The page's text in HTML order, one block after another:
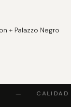
+ Palazzo Negro
CALIDAD